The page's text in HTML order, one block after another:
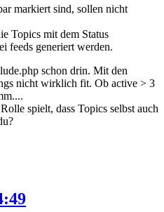
markiert sind, sollen nicht
Topics mit dem Status
feeds generiert werden.
schon drin. Mit den
nicht wirklich fit. Ob active > 3
spielt, dass Topics selbst auch